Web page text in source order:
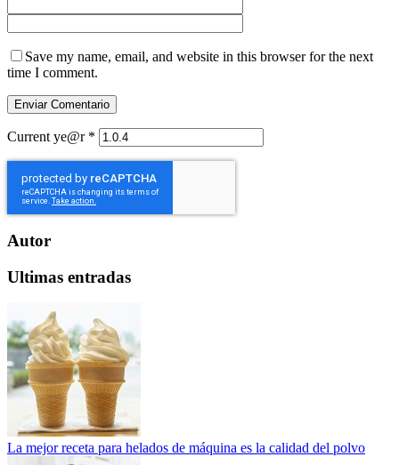
Save my name, email, and website in this browser for the next
time I comment.
Current ye@r *
Autor
Ultimas entradas
La mejor receta para helados de máquina es la calidad del polvo